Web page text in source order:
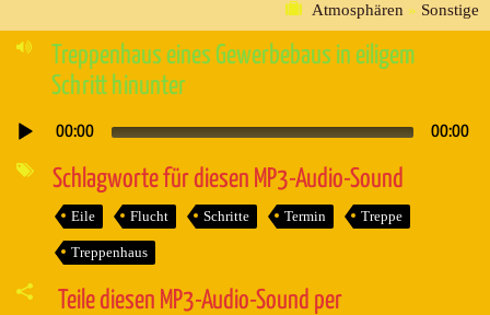
Atmosphären » Sonstige
Treppenhaus eines Gewerbebaus in eiligem
Schritt hinunter
Audio-
00:00 00:00
Schlagworte für diesen MP3-Audio-Sound
Eile Flucht Schritte Termin Treppe
Treppenhaus
Teile diesen MP3-Audio-Sound per